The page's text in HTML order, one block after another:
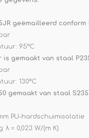
geëmailleerd conform
95°C
gemaakt van staal
130°C
gemaakt van staal
PU-hardschuimisolatie
λ = 0,023 W/(m K)